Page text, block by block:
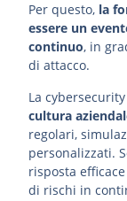
Per questo, la
essere un
continuo, in
di attacco.
La
cultura
regolari,
personalizzati.
risposta
di rischi in